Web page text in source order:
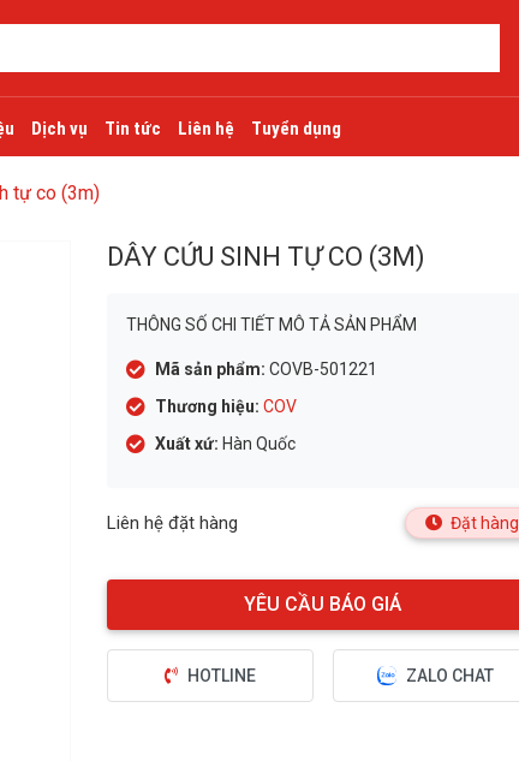
Dịch vụ Tin tức Liên hệ Tuyển dụng
tự co (3m)
DÂY CỨU SINH TỰ CO (3M)
THÔNG SỐ CHI TIẾT MÔ TẢ SẢN PHẨM
Mã sản phẩm: COVB-501221
Thương hiệu: COV
Xuất xứ: Hàn Quốc
Liên hệ đặt hàng Đặt hàng
HOTLINE ZALO CHAT